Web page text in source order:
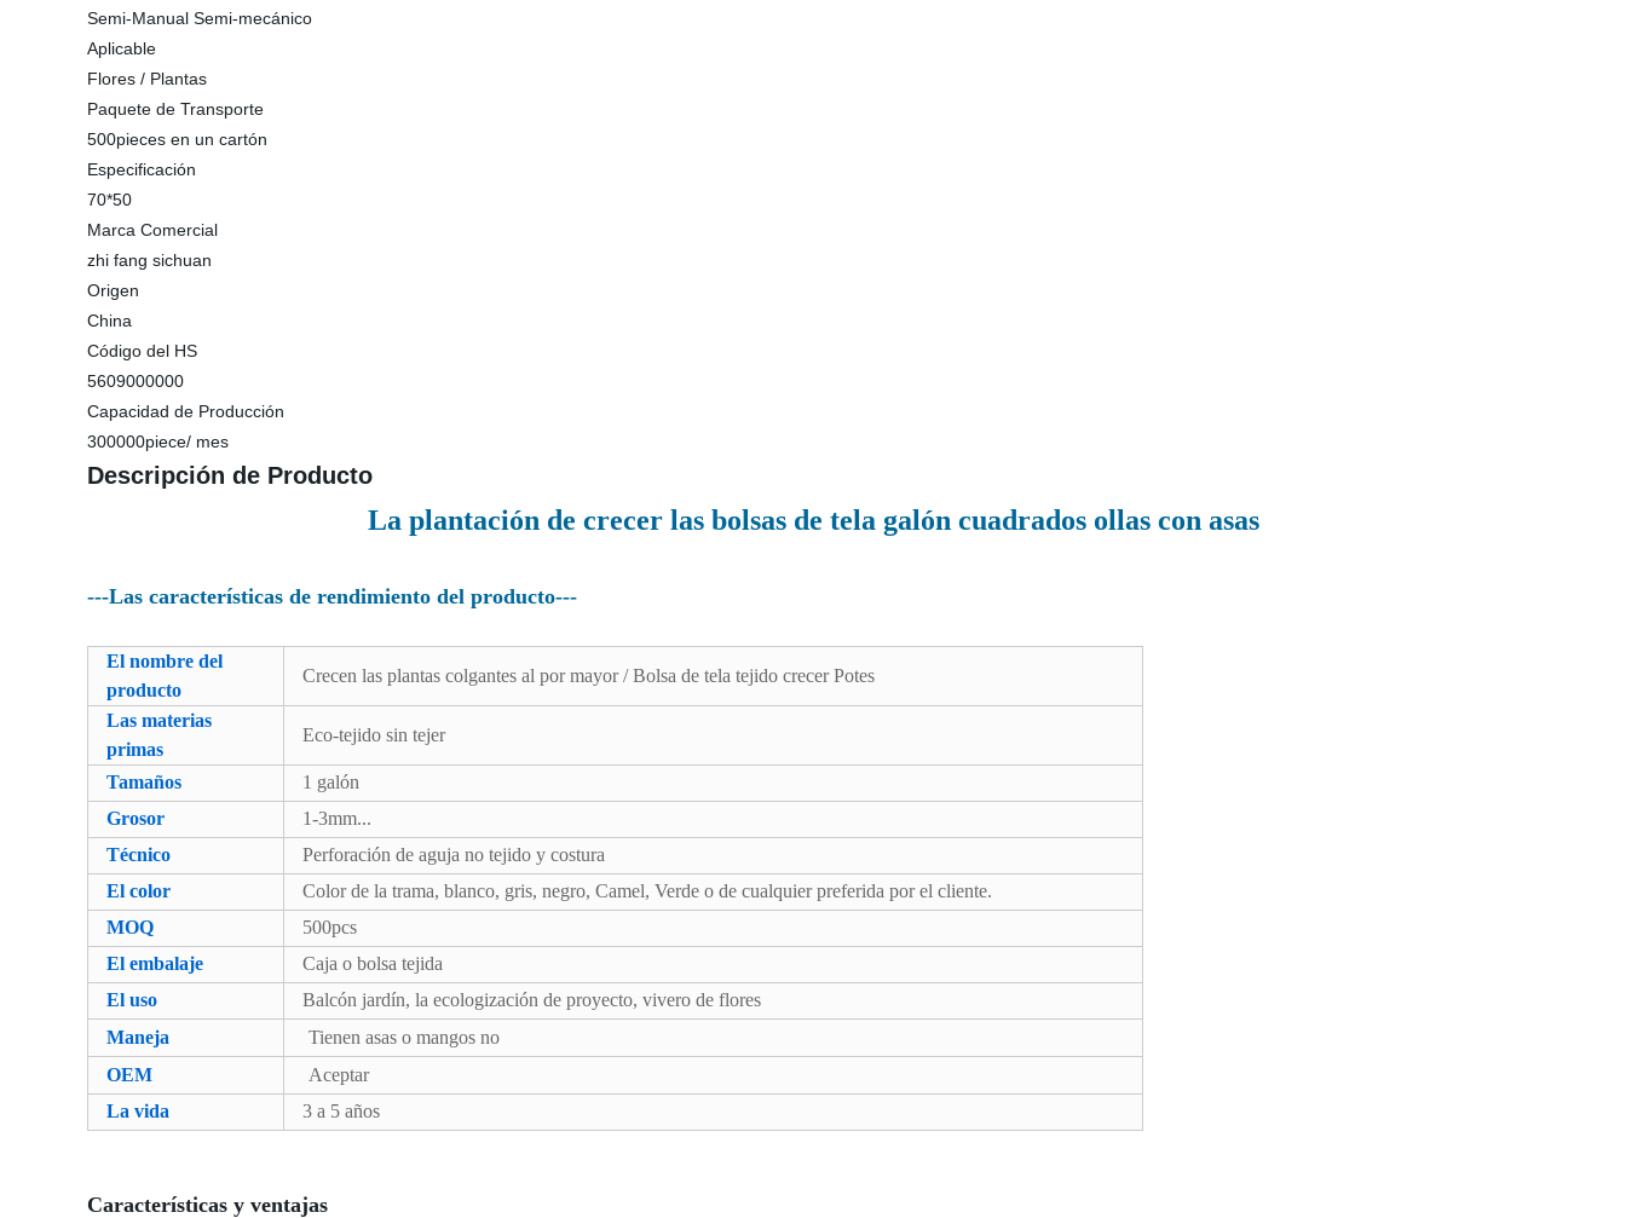
Semi-Manual Semi-mecánico
Aplicable
Flores / Plantas
Paquete de Transporte
500pieces en un cartón
Especificación
70*50
Marca Comercial
zhi fang sichuan
Origen
China
Código del HS
5609000000
Capacidad de Producción
300000piece/ mes
Descripción de Producto
La plantación de crecer las bolsas de tela galón cuadrados ollas con asas
---Las características de rendimiento del producto---
El nombre del
producto
Crecen las plantas colgantes al por mayor / Bolsa de tela tejido crecer Potes
Las materias
primas
Eco-tejido sin tejer
Tamaños
1 galón
Grosor
1-3mm...
Técnico
Perforación de aguja no tejido y costura
El color
Color de la trama, blanco, gris, negro, Camel, Verde o de cualquier preferida por el cliente.
MOQ
500pcs
El embalaje
Caja o bolsa tejida
El uso
Balcón jardín, la ecologización de proyecto, vivero de flores
Maneja
Tienen asas o mangos no
OEM
Aceptar
La vida
3 a 5 años
Características y ventajas